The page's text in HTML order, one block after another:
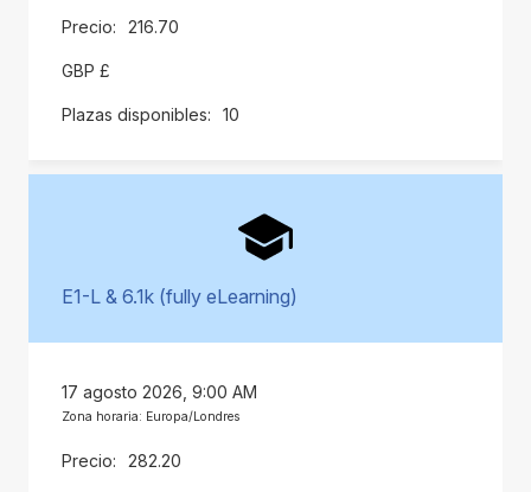
216.70
GBP £
10
E1-L & 6.1k (fully eLearning)
17 agosto 2026, 9:00 AM
Zona horaria: Europa/Londres
282.20